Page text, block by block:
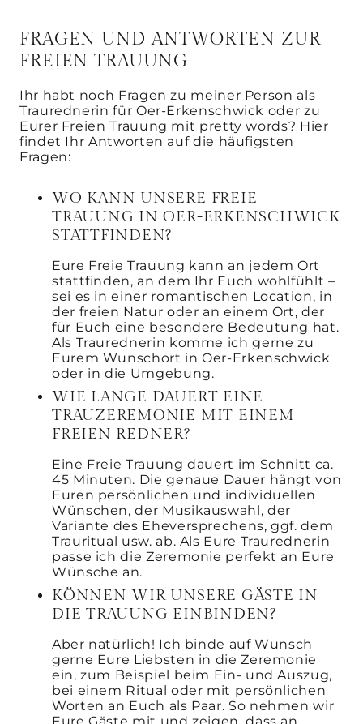
FRAGEN UND ANTWORTEN ZUR
FREIEN TRAUUNG
Ihr habt noch Fragen zu meiner Person als
Traurednerin für Oer-Erkenschwick oder zu
Eurer Freien Trauung mit pretty words? Hier
findet Ihr Antworten auf die häufigsten
Fragen:
WO KANN UNSERE FREIE
TRAUUNG IN OER-ERKENSCHWICK
STATTFINDEN?
Eure Freie Trauung kann an jedem Ort
stattfinden, an dem Ihr Euch wohlfühlt –
sei es in einer romantischen Location, in
der freien Natur oder an einem Ort, der
für Euch eine besondere Bedeutung hat.
Als Traurednerin komme ich gerne zu
Eurem Wunschort in Oer-Erkenschwick
oder in die Umgebung.
WIE LANGE DAUERT EINE
TRAUZEREMONIE MIT EINEM
FREIEN REDNER?
Eine Freie Trauung dauert im Schnitt ca.
45 Minuten. Die genaue Dauer hängt von
Euren persönlichen und individuellen
Wünschen, der Musikauswahl, der
Variante des Eheversprechens, ggf. dem
Trauritual usw. ab. Als Eure Traurednerin
passe ich die Zeremonie perfekt an Eure
Wünsche an.
KÖNNEN WIR UNSERE GÄSTE IN
DIE TRAUUNG EINBINDEN?
Aber natürlich! Ich binde auf Wunsch
gerne Eure Liebsten in die Zeremonie
ein, zum Beispiel beim Ein- und Auszug,
bei einem Ritual oder mit persönlichen
Worten an Euch als Paar. So nehmen wir